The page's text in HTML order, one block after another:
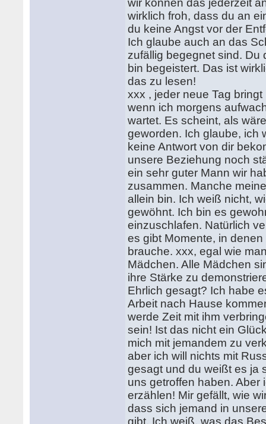
wir können das jederzeit
wirklich froh, dass du an
du keine Angst vor der
Ich glaube auch an das
zufällig begegnet sind.
bin begeistert. Das ist
das zu lesen!
xxx , jeder neue Tag
wenn ich morgens
wartet. Es scheint, als
geworden. Ich glaube, ich
keine Antwort von dir
unsere Beziehung noch
ein sehr guter Mann wir
zusammen. Manche
allein bin. Ich weiß nicht,
gewöhnt. Ich bin es
einzuschlafen. Natürlich
es gibt Momente, in
brauche. xxx, egal wie
Mädchen. Alle Mädchen
ihre Stärke zu
Ehrlich gesagt? Ich habe
Arbeit nach Hause
werde Zeit mit ihm
sein! Ist das nicht ein
mich mit jemandem zu
aber ich will nichts mit
gesagt und du weißt es ja
uns getroffen haben.
erzählen! Mir gefällt, wie
dass sich jemand in
gibt. Ich weiß, was das